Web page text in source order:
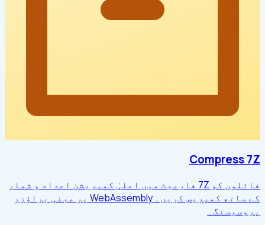
Compress 7Z
فائلوں کو 7Z فارمیٹ میں اعلیٰ کمپریشن اعداد و شمار
کے ساتھ کمپریس کریں۔ WebAssembly پر مبنی براؤزر
پروسیسنگ۔